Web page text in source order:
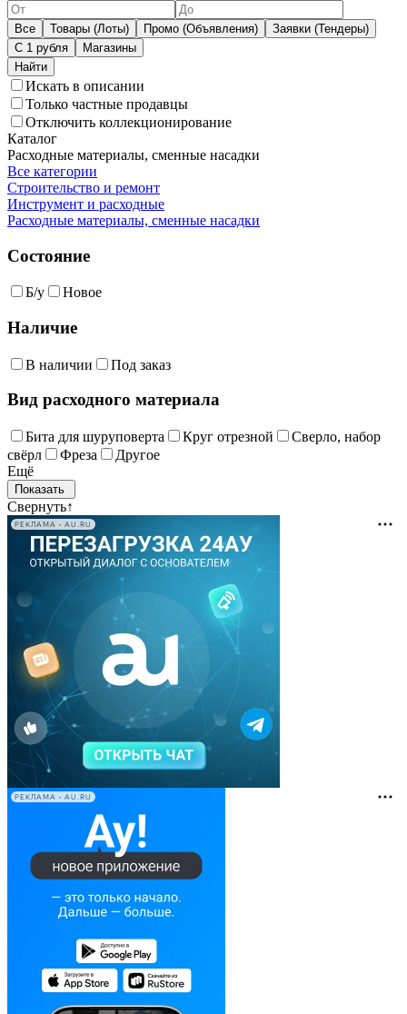
Все Товары (Лоты) Промо (Объявления)
Заявки (Тендеры)
С 1 рубля
Магазины
Искать в описании
Только частные продавцы
Отключить коллекционирование
Каталог
Расходные материалы, сменные насадки
Все категории
Строительство и ремонт
Инструмент и расходные
Расходные материалы, сменные насадки
Состояние
Б/у Новое
Наличие
В наличии Под заказ
Вид расходного материала
Бита для шуруповерта Круг отрезной
Сверло, набор
свёрл
Фреза
Другое
Ещё
Свернуть↑
РЕКЛАМА • AU.RU
РЕКЛАМА • AU.RU